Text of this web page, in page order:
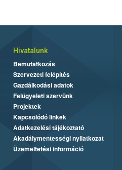
Hivatalunk
Bemutatkozás
Szervezeti felépítés
Gazdálkodási adatok
Felügyeleti szervünk
Projektek
Kapcsolódó linkek
Adatkezelési tájékoztató
Akadálymentességi nyilatkozat
Üzemeltetési információ